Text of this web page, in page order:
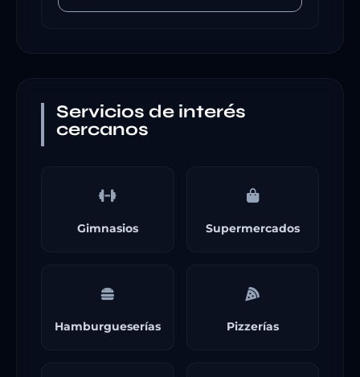
Servicios de interés
cercanos
Gimnasios Supermercados
Hamburgueserías Pizzerías